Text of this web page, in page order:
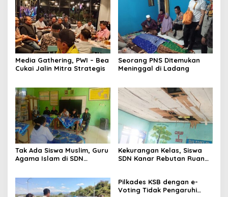
Media Gathering, PWI – Bea
Cukai Jalin Mitra Strategis
Seorang PNS Ditemukan
Meninggal di Ladang
Tak Ada Siswa Muslim, Guru
Agama Islam di SDN
Kekurangan Kelas, Siswa
SDN Kanar Rebutan Ruang
Pilkades KSB dengan e-
Voting Tidak Pengaruhi